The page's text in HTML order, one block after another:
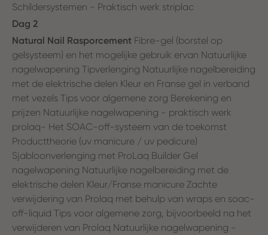
Schildersystemen - Praktisch werk striplac
Dag 2
Natural Nail Rasporcement Fibre-gel (borstel op
gelsysteem) en het mogelijke gebruik ervan Natuurlijke
nagelwapening Tipverlenging Natuurlijke nagelbereiding
met de elektrische delen Kleur en Franse gel in verband
met vezels Tips voor algemene zorg Berekening en
prijzen Natuurlijke nagelwapening - praktisch werk
prolaq- Het SOAC-off-systeem van de toekomst
Producttheorie (uv manicure / uv pedicure)
Sjabloonverlenging met ProLaq Builder Gel
nagelwapening Natuurlijke nagelbereiding met de
elektrische delen Kleur/Franse manicure Zachte
verwijdering van Prolaq met behulp van wraps en soac-
off-liquid Tips voor algemene zorg, bijvoorbeeld na het
verwijderen van Prolaq Natuurlijke nagelwapening -